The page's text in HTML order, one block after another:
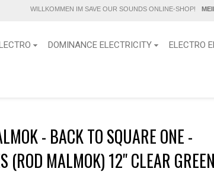
WILLKOMMEN IM SAVE OUR SOUNDS ONLINE-SHOP!
DOMINANCE ELECTRICITY ELECTRO
- BACK TO SQUARE ONE -
(ROD MALMOK) 12" CLEAR